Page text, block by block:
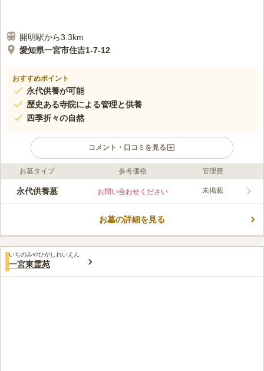
開明駅から3.3km
愛知県一宮市住吉1-7-12
おすすめポイント
永代供養が可能
歴史ある寺院による管理と供養
四季折々の自然
コメント・口コミを見る
口コミ評価
この霊園はまだ誰からも評価されていません。
お墓タイプ 参考価格 管理費
永代供養墓 お問い合わせください 未掲載
お墓の詳細を見る
いちのみやひがしれいえん
一宮東霊苑